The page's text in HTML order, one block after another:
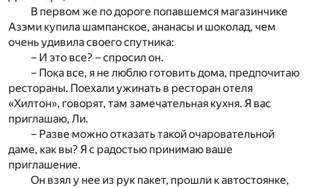
В первом же по дороге попавшемся магазинчике
Азэми купила шампанское, ананасы и шоколад, чем
очень удивила своего спутника:
– И это все? – спросил он.
– Пока все, я не люблю готовить дома, предпочитаю
рестораны. Поехали ужинать в ресторан отеля
«Хилтон», говорят, там замечательная кухня. Я вас
приглашаю, Ли.
– Разве можно отказать такой очаровательной
даме, как вы? Я с радостью принимаю ваше
приглашение.
Он взял у нее из рук пакет, прошли к автостоянке,